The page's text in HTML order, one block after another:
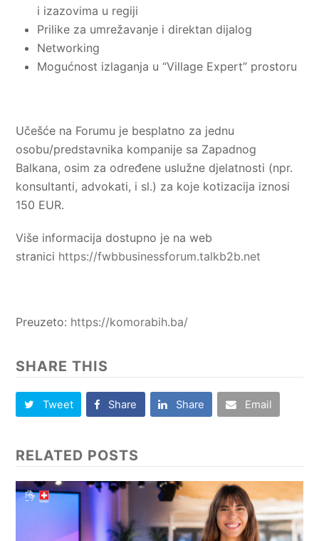
i izazovima u regiji
Prilike za umrežavanje i direktan dijalog
Networking
Mogućnost izlaganja u “Village Expert” prostoru
Učešće na Forumu je besplatno za jednu
osobu/predstavnika kompanije sa Zapadnog
Balkana, osim za određene uslužne djelatnosti (npr.
konsultanti, advokati, i sl.) za koje kotizacija iznosi
150 EUR.
Više informacija dostupno je na web
stranici https://fwbbusinessforum.talkb2b.net
Preuzeto: https://komorabih.ba/
SHARE THIS
Tweet Share Share Email
RELATED POSTS